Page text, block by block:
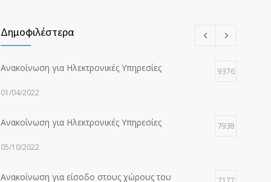
Δημοφιλέστερα
Ανακοίνωση για Ηλεκτρονικές Υπηρεσίες 9376
01/04/2022
Ανακοίνωση για Ηλεκτρονικές Υπηρεσίες 7938
05/10/2022
Ανακοίνωση για είσοδο στους χώρους του